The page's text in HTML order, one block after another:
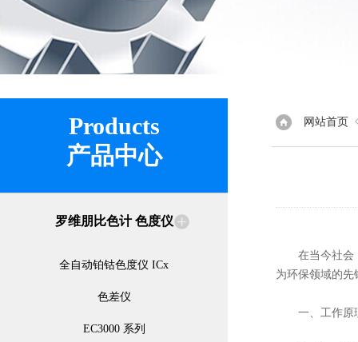
Products
产品中心
罗维朋比色计 色度仪
全自动铂钴色度仪 ICx
色差仪
EC3000 系列
网站首页
在当今社会，
为环保领域的
一、工作原